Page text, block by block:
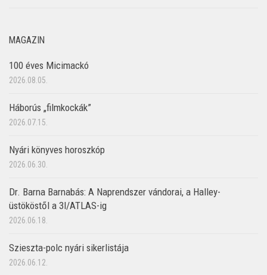
MAGAZIN
100 éves Micimackó
2026.08.05.
Háborús „filmkockák”
2026.07.15.
Nyári könyves horoszkóp
2026.06.30.
Dr. Barna Barnabás: A Naprendszer vándorai, a Halley-
üstököstől a 3I/ATLAS-ig
2026.06.18.
Szieszta-polc nyári sikerlistája
2026.06.12.